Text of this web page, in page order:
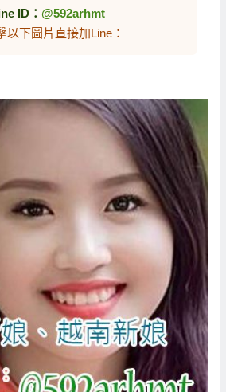
ID： @592arhmt
以下圖片直接加Line：